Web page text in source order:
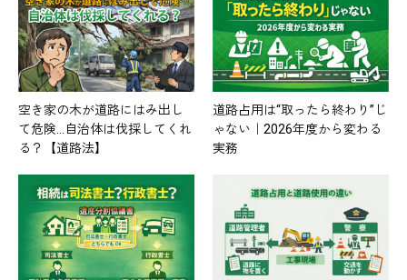
空き家の木が道路にはみ出し
て危険…自治体は伐採してくれ
る？【道路法】
道路占用は“取ったら終わり”じ
ゃない｜2026年度から変わる
実務